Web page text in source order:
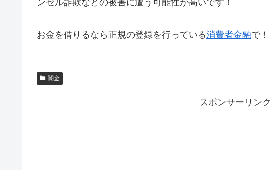
ンセル詐欺などの被害に遭う可能性が高いです！
お金を借りるなら正規の登録を行っている消費者金融で！
闇金
スポンサーリンク